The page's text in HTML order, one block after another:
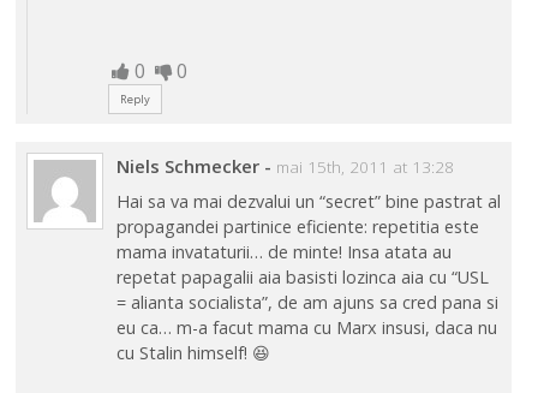
0 0
Reply
Niels Schmecker - mai 15th, 2011 at 13:28
Hai sa va mai dezvalui un “secret” bine pastrat al
propagandei partinice eficiente: repetitia este
mama invataturii… de minte! Insa atata au
repetat papagalii aia basisti lozinca aia cu “USL
= alianta socialista”, de am ajuns sa cred pana si
eu ca… m-a facut mama cu Marx insusi, daca nu
cu Stalin himself! 😆